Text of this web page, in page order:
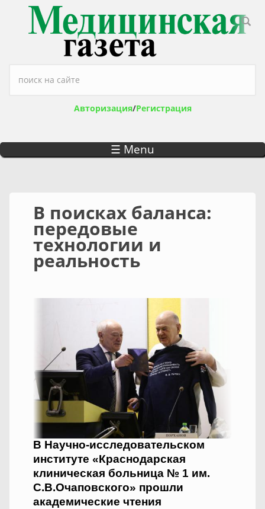
Перейти к основному содержанию
Форма поиска
Авторизация/Регистрация
☰ Menu
В поисках баланса:
передовые
технологии и
реальность
В Научно-исследовательском
институте «Краснодарская
клиническая больница № 1 им.
С.В.Очаповского» прошли
академические чтения